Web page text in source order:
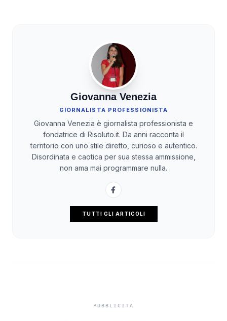
Giovanna Venezia
GIORNALISTA PROFESSIONISTA
Giovanna Venezia è giornalista professionista e
fondatrice di Risoluto.it. Da anni racconta il
territorio con uno stile diretto, curioso e autentico.
Disordinata e caotica per sua stessa ammissione,
non ama mai programmare nulla.
TUTTI GLI ARTICOLI